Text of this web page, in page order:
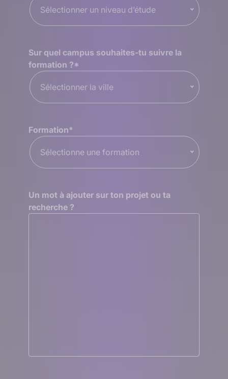
Sélectionner un niveau d’étude
Sur quel campus souhaites-tu suivre la
formation ?*
Sélectionner la ville
Formation*
Sélectionne une formation
Un mot à ajouter sur ton projet ou ta
recherche ?